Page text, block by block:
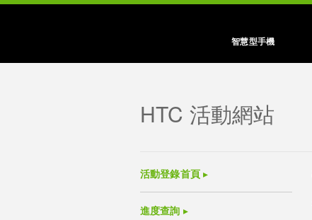
智慧型手機
HTC 活動網站
活動登錄首頁
進度查詢